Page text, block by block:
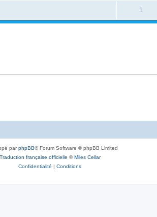
1
parphpBB® Forum Software © phpBB Limited
Traduction française officielle ©Miles Cellar
Confidentialité | Conditions